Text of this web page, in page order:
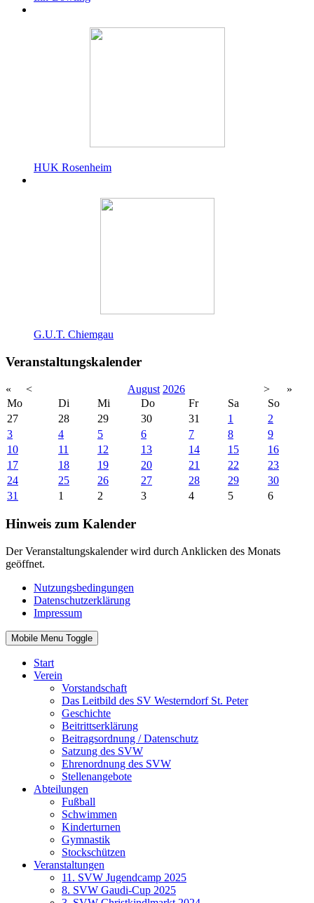
HUK Rosenheim
G.U.T. Chiemgau
Veranstaltungskalender
« < August 2026 >
»
Mo
Di Mi Do Fr Sa
So
27
28 29 30 31 1
2
3
4 5 6 7 8
9
10
11 12 13 14 15
16
17
18 19 20 21 22
23
24
25 26 27 28 29
30
31
1 2 3 4 5 6
Hinweis zum Kalender
Der Veranstaltungskalender wird durch Anklicken des Monats
geöffnet.
Nutzungsbedingungen
Datenschutzerklärung
Impressum
Mobile Menu Toggle
Start
Verein
Vorstandschaft
Das Leitbild des SV Westerndorf St. Peter
Geschichte
Beitrittserklärung
Beitragsordnung / Datenschutz
Satzung des SVW
Ehrenordnung des SVW
Stellenangebote
Abteilungen
Fußball
Schwimmen
Kinderturnen
Gymnastik
Stockschützen
Veranstaltungen
11. SVW Jugendcamp 2025
8. SVW Gaudi-Cup 2025